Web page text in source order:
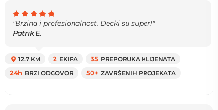
"Brzina i profesionalnost. Decki su super!"
Patrik E.
12.7 KM 2 EKIPA 35 PREPORUKA KLIJENATA
24h BRZI ODGOVOR 50+ ZAVRŠENIH PROJEKATA